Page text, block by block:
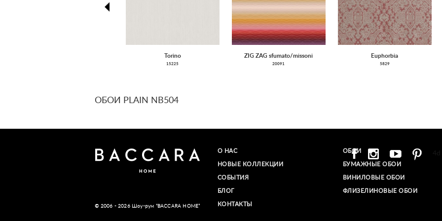
Torino
15225
ZIG ZAG sfumato/missoni
20091
Euphorbia
5829
ОБОИ PLAIN NB504
© 2006 - 2026 Шоу-рум “BACCARA HOME”
О НАС
НОВЫЕ КОЛЛЕКЦИИ
СОБЫТИЯ
БЛОГ
КОНТАКТЫ
ОБОИ
БУМАЖНЫЕ ОБОИ
ВИНИЛОВЫЕ ОБОИ​
ФЛИЗЕЛИНОВЫЕ ОБОИ